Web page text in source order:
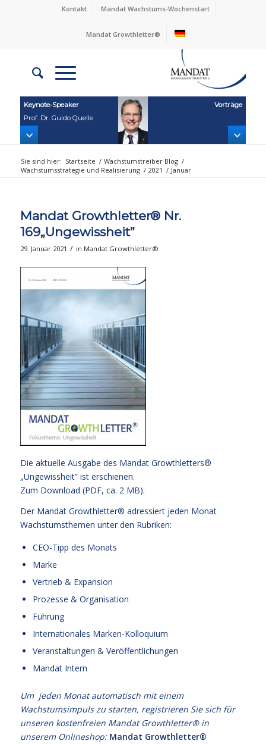
Kontakt Mandat Wachstums-Wochenstart
Mandat Growthletter®
Keynote‑Speaker
Prof. Dr. Guido Quelle
Vorträge
Sie sind hier: Startseite / Wachstumstreiber Blog /
Wachstumsstrategie und Realisierung / 2021 / Januar
Mandat Growthletter® Nr.
169„Ungewissheit”
29. Januar 2021 / in Mandat Growthletter®
Die aktuelle Ausgabe des Mandat Growthletters®
„Ungewissheit” ist erschienen.
Zum Download (PDF, ca. 2 MB).
Der Mandat Growthletter® adressiert jeden Monat
Wachstumsthemen unter den Rubriken:
CEO-Tipp des Monats
Marke
Vertrieb & Expansion
Prozesse & Organisation
Führung
Internationales Marken-Kolloquium
Veranstaltungen & Veröffentlichungen
Mandat Intern
Um jeden Monat automatisch mit einem
Wachstumsimpuls zu starten, registrieren Sie sich für
unseren kostenfreien Mandat Growthletter® in
unserem Onlineshop: Mandat Growthletter®